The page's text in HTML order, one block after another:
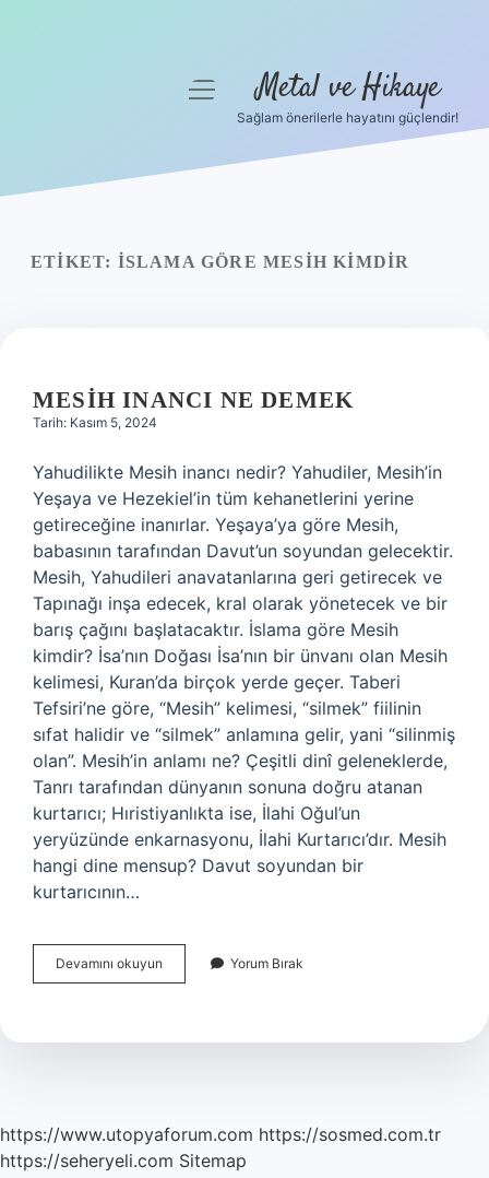
Yasal Uyarı
menüyüMetal ve Hikaye
Sağlam önerilerle hayatını güçlendir!
ETIKET: İSLAMA GÖRE MESIH KIMDIR
MESIH INANCI NE DEMEK
Tarih: Kasım 5, 2024
Yahudilikte Mesih inancı nedir? Yahudiler, Mesih’in
Yeşaya ve Hezekiel’in tüm kehanetlerini yerine
getireceğine inanırlar. Yeşaya’ya göre Mesih,
babasının tarafından Davut’un soyundan gelecektir.
Mesih, Yahudileri anavatanlarına geri getirecek ve
Tapınağı inşa edecek, kral olarak yönetecek ve bir
barış çağını başlatacaktır. İslama göre Mesih
kimdir? İsa’nın Doğası İsa’nın bir ünvanı olan Mesih
kelimesi, Kuran’da birçok yerde geçer. Taberi
Tefsiri’ne göre, “Mesih” kelimesi, “silmek” fiilinin
sıfat halidir ve “silmek” anlamına gelir, yani “silinmiş
olan”. Mesih’in anlamı ne? Çeşitli dinî geleneklerde,
Tanrı tarafından dünyanın sonuna doğru atanan
kurtarıcı; Hıristiyanlıkta ise, İlahi Oğul’un
yeryüzünde enkarnasyonu, İlahi Kurtarıcı’dır. Mesih
hangi dine mensup? Davut soyundan bir
kurtarıcının…
Devamını okuyun
Inancı
Yorum Bırak
https://www.utopyaforum.com https://sosmed.com.tr
https://seheryeli.com Sitemap